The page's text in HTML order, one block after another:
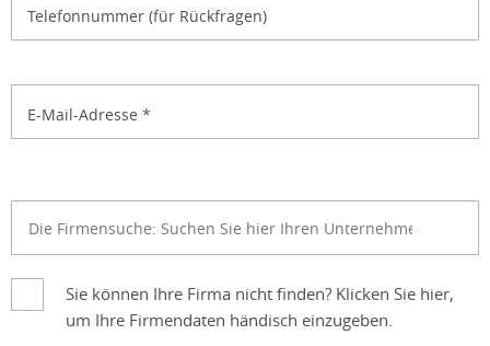
Telefonnummer (für Rückfragen)
E-Mail-Adresse *
Sie können Ihre Firma nicht finden? Klicken Sie hier,
um Ihre Firmendaten händisch einzugeben.